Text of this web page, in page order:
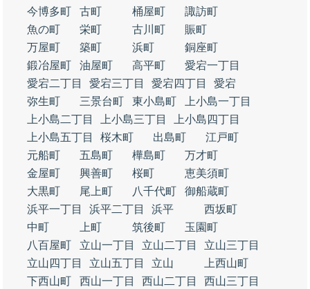
今博多町
古町 桶屋町
諏訪町
魚の町
栄町 古川町
賑町
万屋町
築町 浜町
銅座町
鍛冶屋町
油屋町 高平町
愛宕一丁目
愛宕二丁目
愛宕三丁目 愛宕四丁目
愛宕
弥生町
三景台町 東小島町
上小島一丁目
上小島二丁目
上小島三丁目
上小島四丁目
上小島五丁目
桜木町 出島町
江戸町
元船町
五島町 樺島町
万才町
金屋町
興善町 桜町
恵美須町
大黒町
尾上町 八千代町
御船蔵町
浜平一丁目
浜平二丁目 浜平
西坂町
中町
上町 筑後町
玉園町
八百屋町
立山一丁目 立山二丁目
立山三丁目
立山四丁目
立山五丁目 立山
上西山町
下西山町
西山一丁目 西山二丁目 西山三丁目